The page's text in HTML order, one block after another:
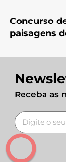
Concurso
paisagens
Receba as